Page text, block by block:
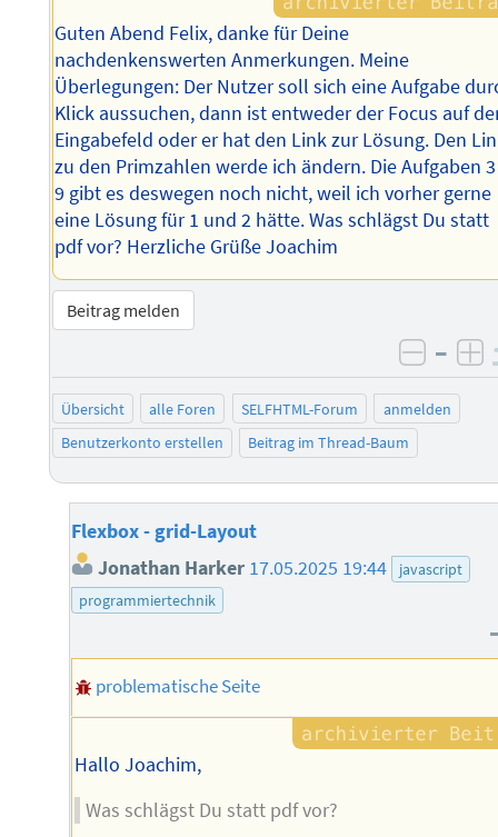
Guten Abend Felix, danke für Deine
nachdenkenswerten Anmerkungen. Meine
Überlegungen: Der Nutzer soll sich eine Aufgabe
Klick aussuchen, dann ist entweder der Focus auf
Eingabefeld oder er hat den Link zur Lösung. Den
zu den Primzahlen werde ich ändern. Die Aufgaben
9 gibt es deswegen noch nicht, weil ich vorher gerne
eine Lösung für 1 und 2 hätte. Was schlägst Du statt
pdf vor? Herzliche Grüße Joachim
Beitrag melden
–
Übersicht alle Foren SELFHTML-Forum
anmelden
Benutzerkonto erstellen
Beitrag im Thread-Baum
Flexbox - grid-Layout
Jonathan Harker 17.05.2025 19:44
javascript
programmiertechnik
problematische Seite
Hallo Joachim,
Was schlägst Du statt pdf vor?